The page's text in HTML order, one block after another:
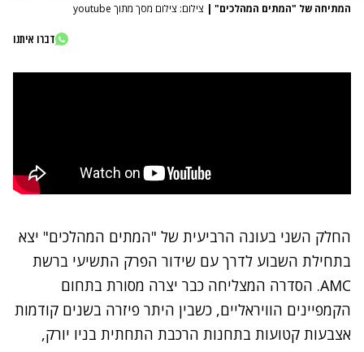
המתיחה של "המתים המהלכים" | צילום: צילום מסך מתוך youtube
דברו איתנו
החלק השני בעונה הרביעית של "המתים המהלכים" יצא
בתחילת השבוע לדרך עם שידור הפרק התשיעי ברשת
AMC. הסדרה המצליחה כבר יצרה מסורת בתחום
הקמפיינים הוויראליים, כשבין היתר פיזרה בשנים קודמות
אצבעות קטועות בתחנות הרכבת התחתית בניו יורק,